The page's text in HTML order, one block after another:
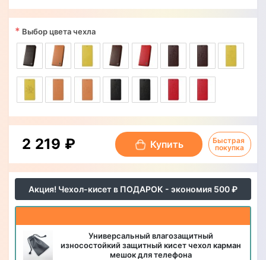
Акция! Чехол-кисет в ПОДАРОК - экономия 500 ₽
Универсальный влагозащитный
износостойкий защитный кисет чехол карман
мешок для телефона
* Выбор цвета чехла
2 219 ₽ Купить
Быстрая
покупка